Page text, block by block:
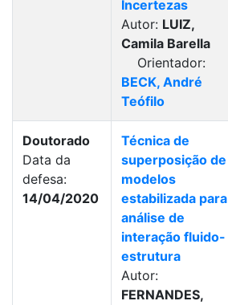
Incertezas
Autor: LUIZ,
Camila Barella
Orientador:
BECK, André
Teófilo
Doutorado
Data da
defesa:
14/04/2020
Técnica de
superposição de
modelos
estabilizada para
análise de
interação fluido-
estrutura
Autor:
FERNANDES,